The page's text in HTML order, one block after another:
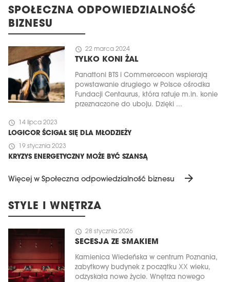
SPOŁECZNA ODPOWIEDZIALNOŚĆ
BIZNESU
schedule 22 marca 2024
TYLKO KONI ŻAL
Panattoni BTS i Commercecon wspierają
powstawanie drugiego w Polsce ośrodka
Fundacji Centaurus, która ratuje m.in. konie
przeznaczone do uboju. Dzięki ...
schedule 14 lipca 2023
LOGICOR ŚCIGAŁ SIĘ DLA MŁODZIEŻY
schedule 19 stycznia 2023
KRYZYS ENERGETYCZNY MOŻE BYĆ SZANSĄ
Więcej w Społeczna odpowiedzialność biznesu arrow_forward
STYLE I WNĘTRZA
schedule 28 stycznia 2026
SECESJA ZE SMAKIEM
Kamienica Wiedeńska w centrum Poznania,
zabytkowy budynek z początku XX wieku,
odzyskała nowe życie. Wnętrza nowego